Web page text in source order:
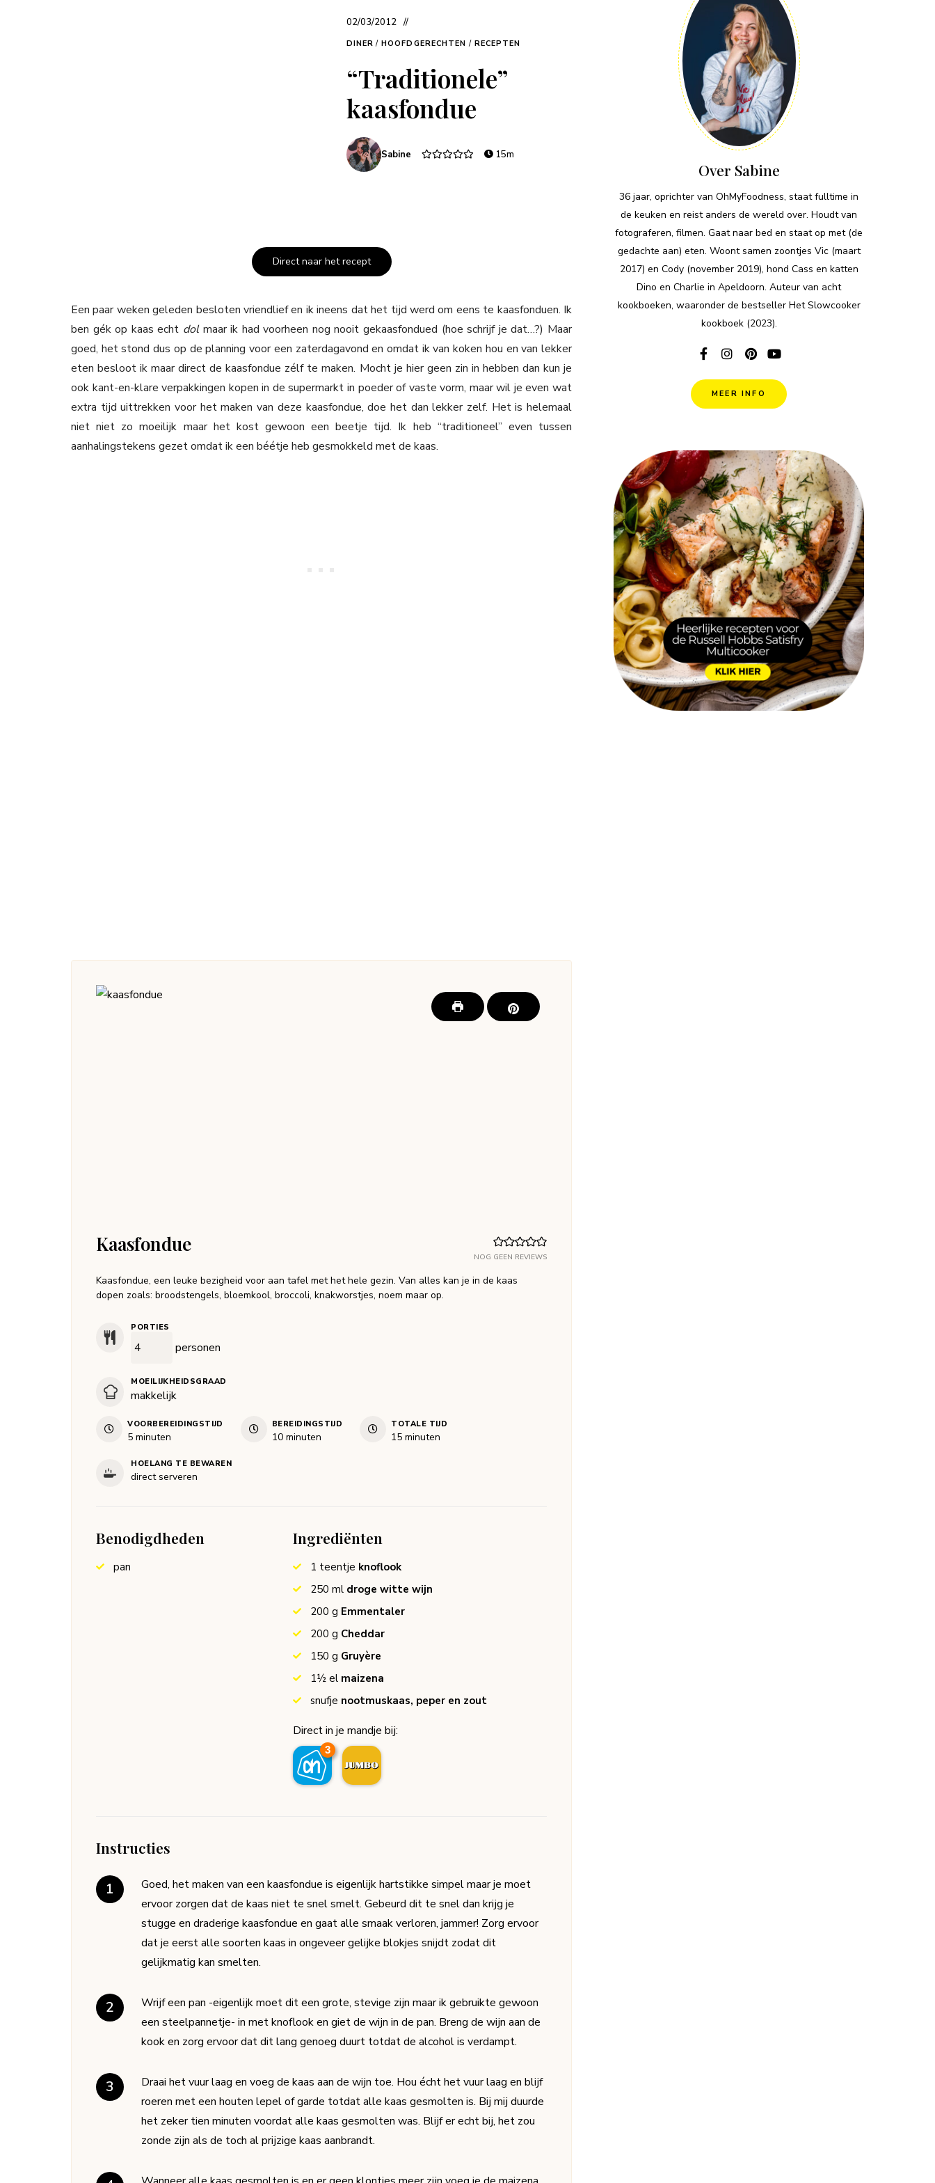
02/03/2012
DINER / HOOFDGERECHTEN / RECEPTEN
“Traditionele”
kaasfondue
Sabine 15m
Direct naar het recept
Een paar weken geleden besloten vriendlief en ik ineens dat het tijd werd om eens te kaasfonduen. Ik
ben gék op kaas echt dol maar ik had voorheen nog nooit gekaasfondued (hoe schrijf je dat…?) Maar
goed, het stond dus op de planning voor een zaterdagavond en omdat ik van koken hou en van lekker
eten besloot ik maar direct de kaasfondue zélf te maken. Mocht je hier geen zin in hebben dan kun je
ook kant-en-klare verpakkingen kopen in de supermarkt in poeder of vaste vorm, maar wil je even wat
extra tijd uittrekken voor het maken van deze kaasfondue, doe het dan lekker zelf. Het is helemaal
niet niet zo moeilijk maar het kost gewoon een beetje tijd. Ik heb “traditioneel” even tussen
aanhalingstekens gezet omdat ik een béétje heb gesmokkeld met de kaas.
NOG GEEN REVIEWS
Kaasfondue
Kaasfondue, een leuke bezigheid voor aan tafel met het hele gezin. Van alles kan je in de kaas
dopen zoals: broodstengels, bloemkool, broccoli, knakworstjes, noem maar op.
PORTIES
personen
MOEILIJKHEIDSGRAAD
makkelijk
VOORBEREIDINGSTIJD
5minuten
minuten
BEREIDINGSTIJD
10minuten
minuten
TOTALE TIJD
15minuten
minuten
HOELANG TE BEWAREN
direct serveren
Benodigdheden
pan
Ingrediënten
1 teentje knoflook
250 ml droge witte wijn
200 g Emmentaler
200 g Cheddar
150 g Gruyère
1½ el maizena
snufje nootmuskaas, peper en zout
Direct in je mandje bij:
3
Instructies
Goed, het maken van een kaasfondue is eigenlijk hartstikke simpel maar je moet
ervoor zorgen dat de kaas niet te snel smelt. Gebeurd dit te snel dan krijg je
stugge en draderige kaasfondue en gaat alle smaak verloren, jammer! Zorg ervoor
dat je eerst alle soorten kaas in ongeveer gelijke blokjes snijdt zodat dit
gelijkmatig kan smelten.
Wrijf een pan -eigenlijk moet dit een grote, stevige zijn maar ik gebruikte gewoon
een steelpannetje- in met knoflook en giet de wijn in de pan. Breng de wijn aan de
kook en zorg ervoor dat dit lang genoeg duurt totdat de alcohol is verdampt.
Draai het vuur laag en voeg de kaas aan de wijn toe. Hou écht het vuur laag en blijf
roeren met een houten lepel of garde totdat alle kaas gesmolten is. Bij mij duurde
het zeker tien minuten voordat alle kaas gesmolten was. Blijf er echt bij, het zou
zonde zijn als de toch al prijzige kaas aanbrandt.
Over Sabine
36 jaar, oprichter van OhMyFoodness, staat fulltime in
de keuken en reist anders de wereld over. Houdt van
fotograferen, filmen. Gaat naar bed en staat op met (de
gedachte aan) eten. Woont samen zoontjes Vic (maart
2017) en Cody (november 2019), hond Cass en katten
Dino en Charlie in Apeldoorn. Auteur van acht
kookboeken, waaronder de bestseller Het Slowcooker
kookboek (2023).
MEER INFO